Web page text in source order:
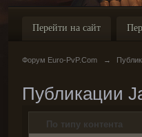
Перейти на сайт
Форум Euro-PvP.Com →
Публикации
По типу контента